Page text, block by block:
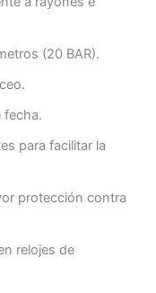
(20 BAR).
fecha.
para facilitar la
protección contra
relojes de